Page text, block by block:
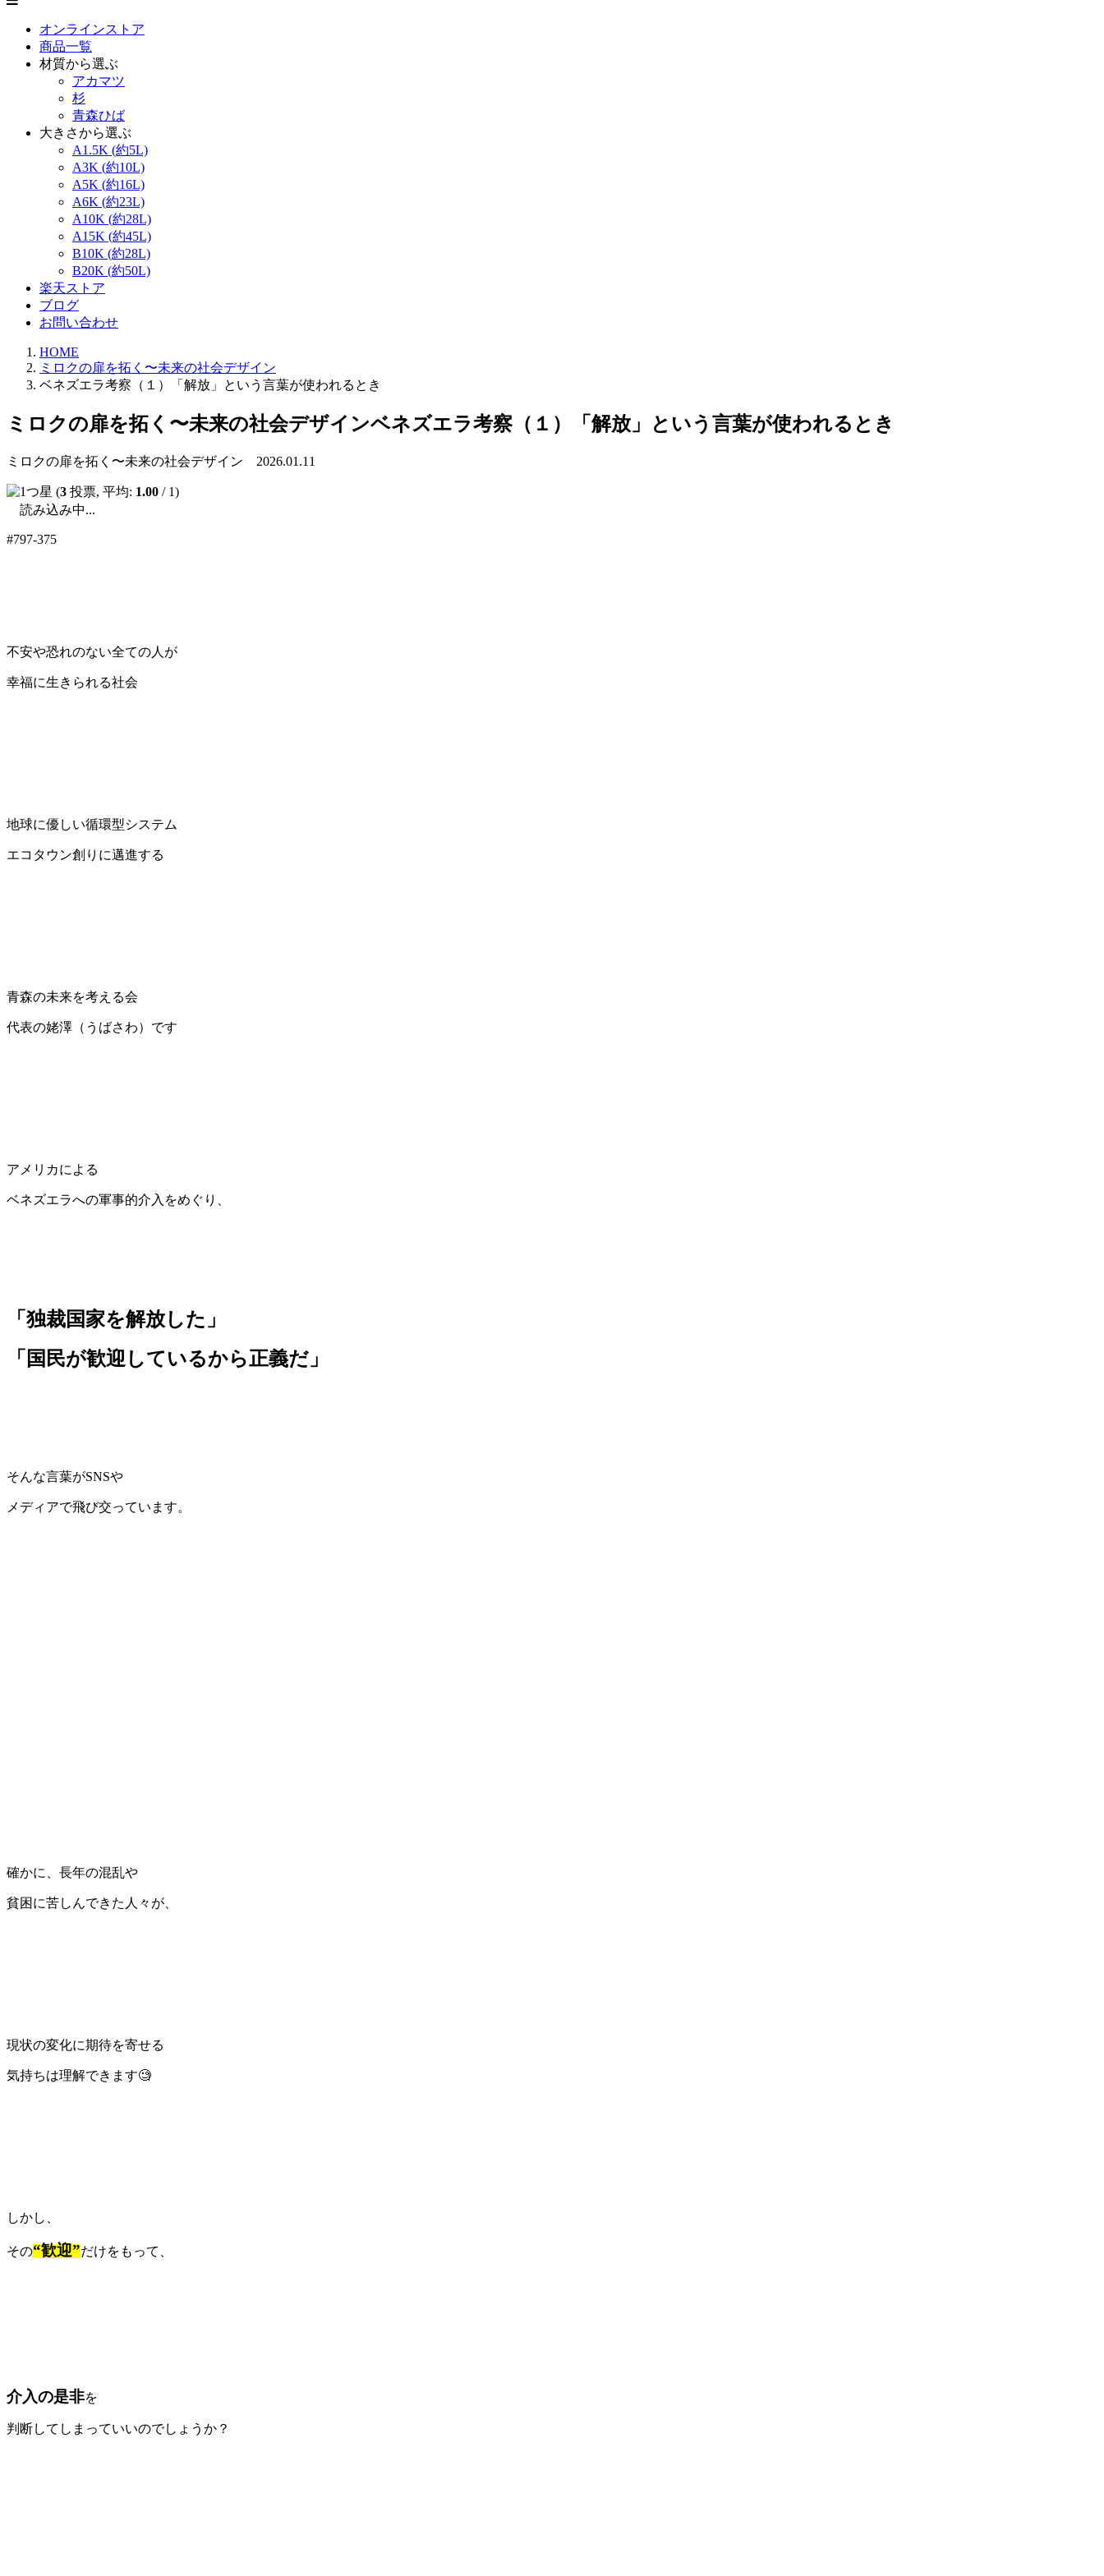
オンラインストア
商品一覧
材質から選ぶ
アカマツ
杉
青森ひば
大きさから選ぶ
A1.5K (約5L)
A3K (約10L)
A5K (約16L)
A6K (約23L)
A10K (約28L)
A15K (約45L)
B10K (約28L)
B20K (約50L)
楽天ストア
ブログ
お問い合わせ
HOME
ミロクの扉を拓く〜未来の社会デザイン
ベネズエラ考察（１）「解放」という言葉が使われるとき
ミロクの扉を拓く〜未来の社会デザインベネズエラ考察（１）「解放」という言葉が使われるとき
ミロクの扉を拓く〜未来の社会デザイン 2026.01.11
(3 投票, 平均: 1.00 / 1)
読み込み中...
#797-375
不安や恐れのない全ての人が
幸福に生きられる社会
地球に優しい循環型システム
エコタウン創りに邁進する
青森の未来を考える会
代表の姥澤（うばさわ）です
アメリカによる
ベネズエラへの軍事的介入をめぐり、
「独裁国家を解放した」
「国民が歓迎しているから正義だ」
そんな言葉がSNSや
メディアで飛び交っています。
確かに、長年の混乱や
貧困に苦しんできた人々が、
現状の変化に期待を寄せる
気持ちは理解できます🧐
しかし、
その“歓迎”だけをもって、
介入の是非を
判断してしまっていいのでしょうか？